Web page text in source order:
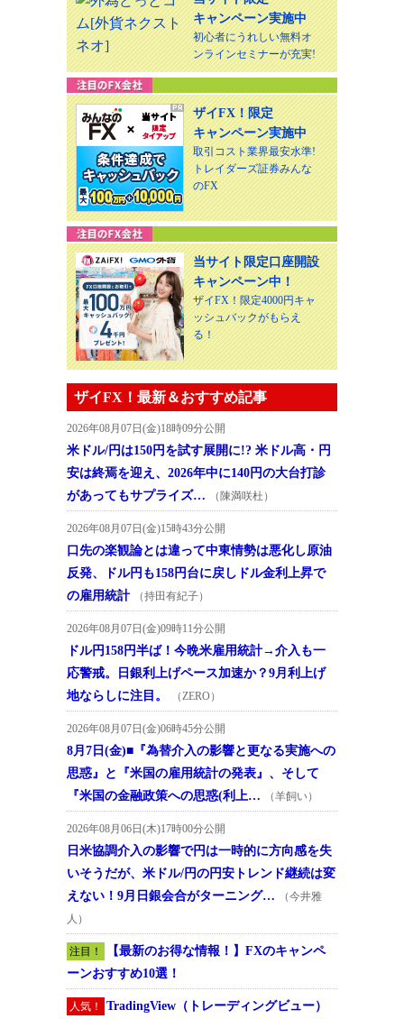
キャンペーン実施中
初心者にうれしい無料オ
ンラインセミナーが充実!
ザイFX！限定
キャンペーン実施中
取引コスト業界最安水準!
トレイダーズ証券みんな
のFX
当サイト限定口座開設
キャンペーン中！
ザイFX！限定4000円キャ
ッシュバックがもらえ
る！
ザイFX！最新＆おすすめ記事
2026年08月07日(金)18時09分公開
米ドル/円は150円を試す展開に!? 米ドル高・円
安は終焉を迎え、2026年中に140円の大台打診
があってもサプライズ…
（陳満咲杜）
2026年08月07日(金)15時43分公開
口先の楽観論とは違って中東情勢は悪化し原油
反発、ドル円も158円台に戻しドル金利上昇で
の雇用統計
（持田有紀子）
2026年08月07日(金)09時11分公開
ドル円158円半ば！今晩米雇用統計→介入も一
応警戒。日銀利上げペース加速か？9月利上げ
地ならしに注目。
（ZERO）
2026年08月07日(金)06時45分公開
8月7日(金)■『為替介入の影響と更なる実施への
思惑』と『米国の雇用統計の発表』、そして
『米国の金融政策への思惑(利上…
（羊飼い）
2026年08月06日(木)17時00分公開
日米協調介入の影響で円は一時的に方向感を失
いそうだが、米ドル/円の円安トレンド継続は変
えない！9月日銀会合がターニング…
（今井雅
人）
注目！
【最新のお得な情報！】FXのキャンペ
ーンおすすめ10選！
人気！ TradingView（トレーディングビュー）